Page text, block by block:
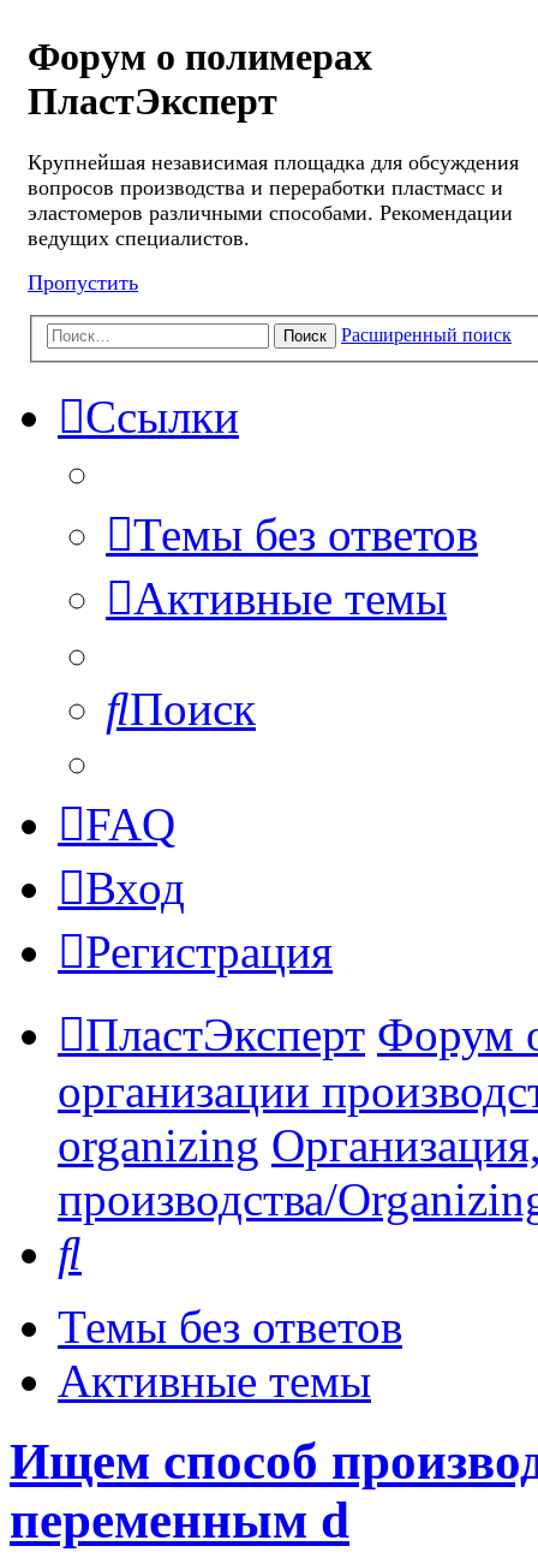
Форум о полимерах
ПластЭксперт
Крупнейшая независимая площадка для обсуждения
вопросов производства и переработки пластмасс и
эластомеров различными способами. Рекомендации
ведущих специалистов.
Пропустить
Поиск Расширенный поиск
Ссылки
Темы без ответов
Активные темы
Поиск
FAQ
Вход
Регистрация
ПластЭксперт Форум
организации
organizing
производства/
Темы без ответов
Активные темы
Ищем способ
переменным d